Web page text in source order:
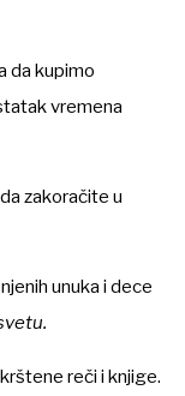
da kupimo
vremena
zakoračite u
unuka i dece
reči i knjige.